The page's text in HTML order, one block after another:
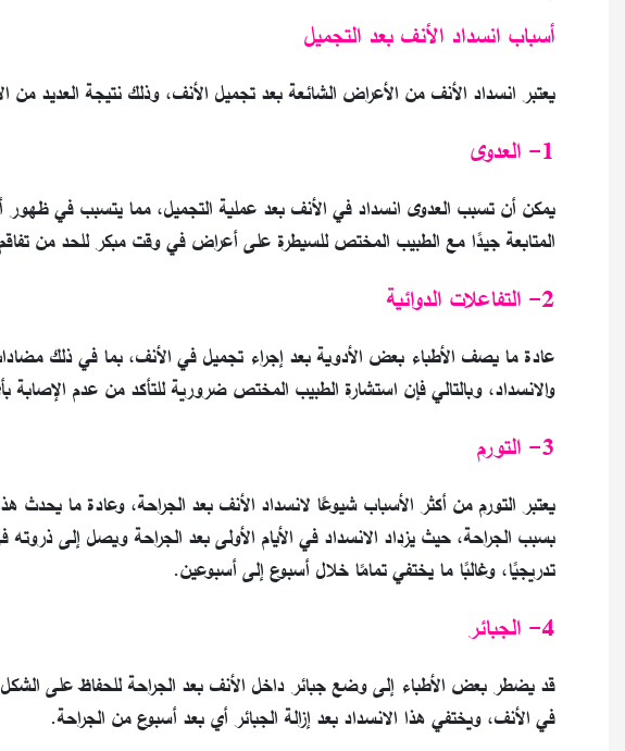
أسباب انسداد الأنف بعد التجميل
يعتبر انسداد الأنف من الأعراض الشائعة بعد تجميل الأنف، وذلك نتيجة العديد من
1- العدوى
يمكن أن تسبب العدوى انسداد في الأنف بعد عملية التجميل، مما يتسبب في ظهور
المتابعة جيدًا مع الطبيب المختص للسيطرة على أعراض في وقت مبكر للحد من
2- التفاعلات الدوائية
عادة ما يصف الأطباء بعض الأدوية بعد إجراء تجميل في الأنف، بما في ذلك
والانسداد، وبالتالي فإن استشارة الطبيب المختص ضرورية للتأكد من عدم
3- التورم
يعتبر التورم من أكثر الأسباب شيوعًا لانسداد الأنف بعد الجراحة، وعادة ما يحدث
بسبب الجراحة، حيث يزداد الانسداد في الأيام الأولى بعد الجراحة ويصل إلى ذروته
تدريجيًا، وغالبًا ما يختفي تمامًا خلال أسبوع إلى أسبوعين.
4- الجبائر
قد يضطر بعض الأطباء إلى وضع جبائر داخل الأنف بعد الجراحة للحفاظ على
في الأنف، ويختفي هذا الانسداد بعد إزالة الجبائر أي بعد أسبوع من الجراحة.